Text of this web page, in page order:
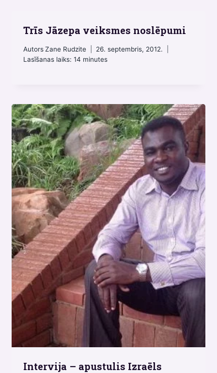
Trīs Jāzepa veiksmes noslēpumi
AutorsZane Rudzite
26. septembris, 2012.
Lasīšanas laiks: 14 minutes
Intervija – apustulis Izraēls